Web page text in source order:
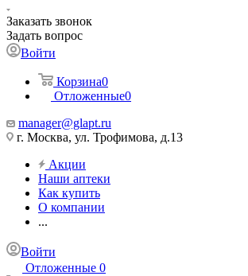
Заказать звонок
Задать вопрос
Войти
Корзина0
Отложенные0
manager@glapt.ru
г. Москва, ул. Трофимова, д.13
Акции
Наши аптеки
Как купить
О компании
...
Войти
Отложенные 0